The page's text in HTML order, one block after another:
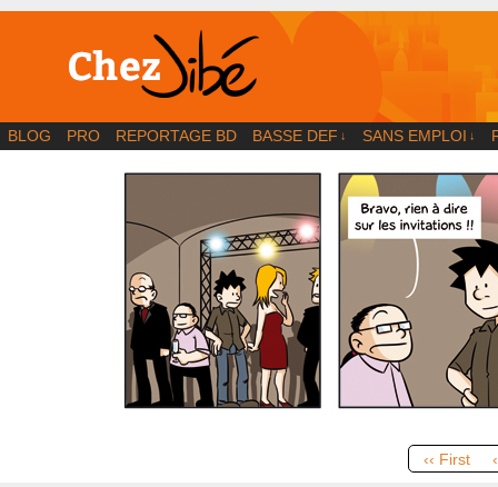
BD | Illustration | Blog
BLOG PRO REPORTAGE BD BASSE DEF ↓ SANS EMPLOI ↓
‹‹ First